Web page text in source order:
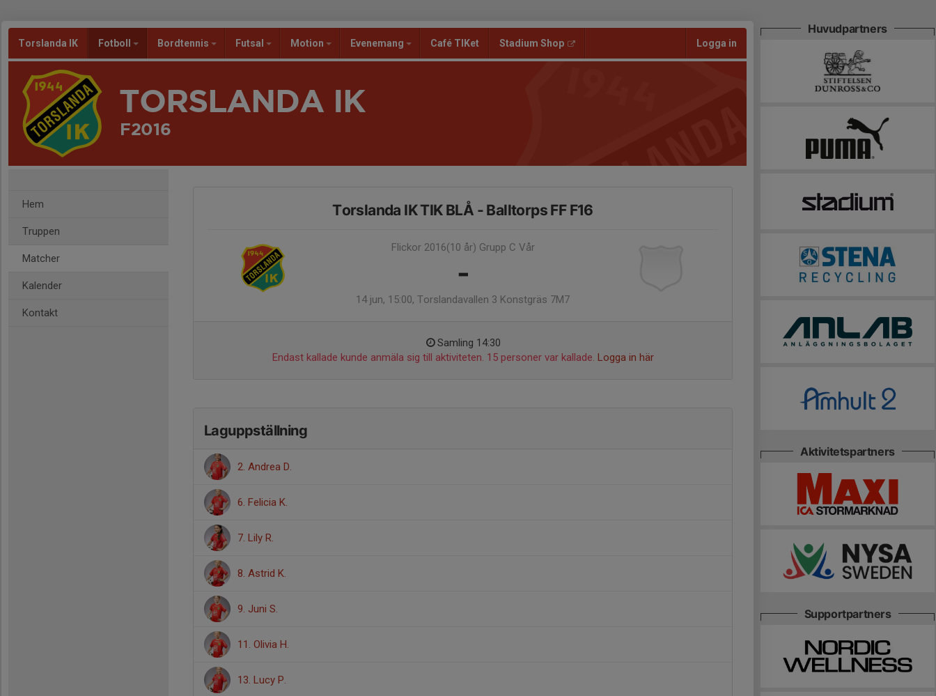
Torslanda IK Fotboll Bordtennis Futsal Motion Evenemang Café TIKet Stadium Shop Logga in
TORSLANDA IK
F2016
Hem
Truppen
Matcher
Kalender
Kontakt
Torslanda IK TIK BLÅ - Balltorps FF F16
Flickor 2016(10 år) Grupp C Vår
-
14 jun, 15:00, Torslandavallen 3 Konstgräs 7M7
Samling 14:30
Endast kallade kunde anmäla sig till aktiviteten. 15 personer var kallade. Logga in här
Laguppställning
2. Andrea D.
6. Felicia K.
7. Lily R.
8. Astrid K.
9. Juni S.
11. Olivia H.
13. Lucy P.
Huvudpartners
Aktivitetspartners
Supportpartners